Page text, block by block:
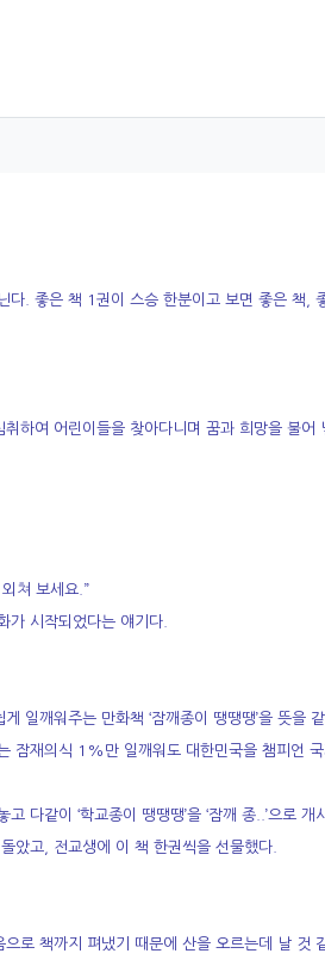
. 좋은 책 1권이 스승 한분이고 보면 좋은 책,
하여 어린이들을 찾아다니며 꿈과 희망을 불어
쳐 보세요.”
가 시작되었다는 얘기다.
일깨워주는 만화책 ‘잠깨종이 땡땡땡’을 뜻을
잠재의식 1%만 일깨워도 대한민국을 챔피언
다같이 ‘학교종이 땡땡땡’을 ‘잠깨 종..’으로 개
았고, 전교생에 이 책 한권씩을 선물했다.
로 책까지 펴냈기 때문에 산을 오르는데 날 것